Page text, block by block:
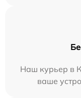
Наш курьер в
ваше